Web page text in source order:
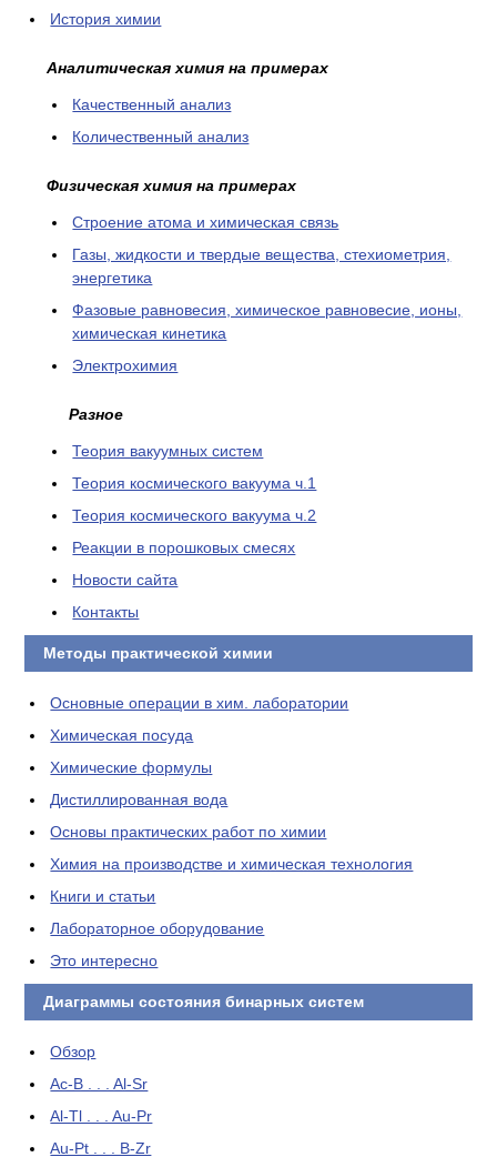
История химии
Аналитическая химия на примерах
Качественный анализ
Количественный анализ
Физическая химия на примерах
Cтроение атома и химическая связь
Газы, жидкости и твердые вещества, стехиометрия,
энергетика
Фазовые равновесия, химическое равновесие, ионы,
химическая кинетика
Электрохимия
Разное
Теория вакуумных систем
Теория космического вакуума ч.1
Теория космического вакуума ч.2
Реакции в порошковых смесях
Новости сайта
Контакты
Методы практической химии
Основные операции в хим. лаборатории
Химическая посуда
Химические формулы
Дистиллированная вода
Основы практических работ по химии
Химия на производстве и химическая технология
Книги и статьи
Лабораторное оборудование
Это интересно
Диаграммы состояния бинарных систем
Обзор
Ac-B . . . Al-Sr
Al-Tl . . . Au-Pr
Au-Pt . . . B-Zr